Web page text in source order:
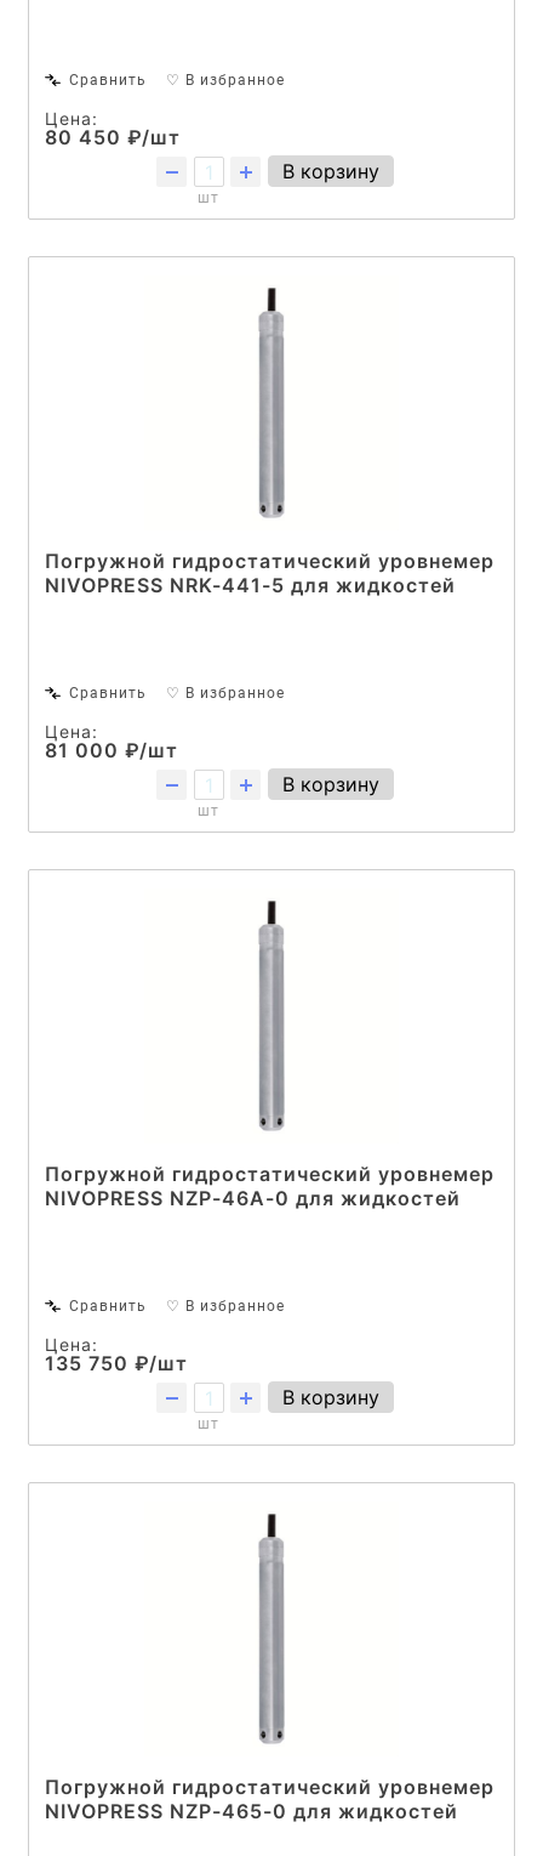
Сравнить ♡ В избранное
Цена:
80 450 ₽/шт
шт
В корзину
Погружной гидростатический уровнемер
NIVOPRESS NRK-441-5 для жидкостей
Сравнить ♡ В избранное
Цена:
81 000 ₽/шт
шт
В корзину
Погружной гидростатический уровнемер
NIVOPRESS NZP-46A-0 для жидкостей
Сравнить ♡ В избранное
Цена:
135 750 ₽/шт
шт
В корзину
Погружной гидростатический уровнемер
NIVOPRESS NZP-465-0 для жидкостей